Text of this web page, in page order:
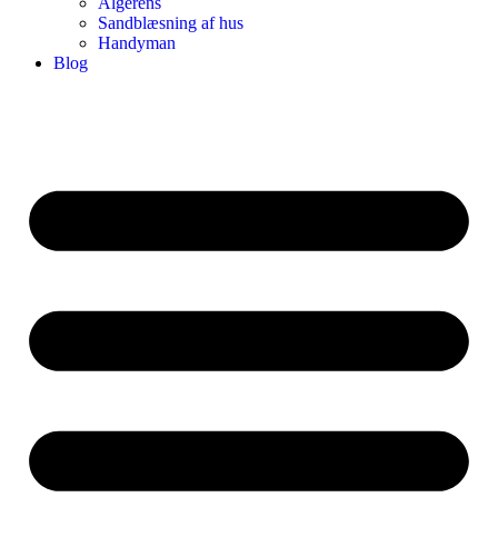
Sandblæsning af hus
Handyman
Blog